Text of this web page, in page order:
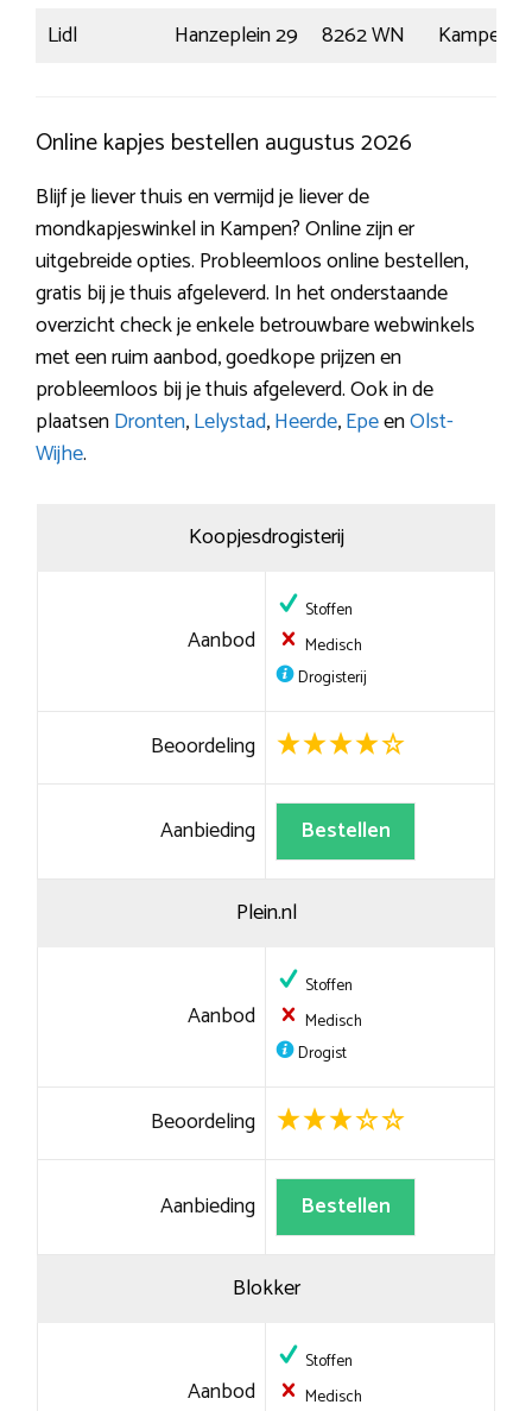
Lidl
Hanzeplein 29 8262 WN Kampen
Online kapjes bestellen augustus 2026
Blijf je liever thuis en vermijd je liever de
mondkapjeswinkel in Kampen? Online zijn er
uitgebreide opties. Probleemloos online bestellen,
gratis bij je thuis afgeleverd. In het onderstaande
overzicht check je enkele betrouwbare webwinkels
met een ruim aanbod, goedkope prijzen en
probleemloos bij je thuis afgeleverd. Ook in de
plaatsenDronten,Lelystad,Heerde,EpeenOlst-
Wijhe.
Koopjesdrogisterij
Aanbod
Stoffen
Medisch
Drogisterij
Beoordeling
Aanbieding Bestellen
Plein.nl
Aanbod
Stoffen
Medisch
Drogist
Beoordeling
Aanbieding Bestellen
Blokker
Aanbod
Stoffen
Medisch